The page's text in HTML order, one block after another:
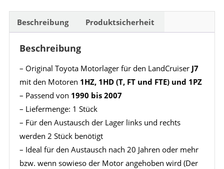
1PZ
Motor
Beschreibung Produktsicherheit
Beschreibung
– Original Toyota Motorlager für den LandCruiser J7
mit den Motoren 1HZ, 1HD (T, FT und FTE) und 1PZ
– Passend von 1990 bis 2007
– Liefermenge: 1 Stück
– Für den Austausch der Lager links und rechts
werden 2 Stück benötigt
– Ideal für den Austausch nach 20 Jahren oder mehr
bzw. wenn sowieso der Motor angehoben wird (Der